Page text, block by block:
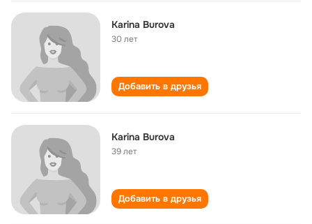
Karina Burova
30 лет
Добавить в друзья
Karina Burova
39 лет
Добавить в друзья